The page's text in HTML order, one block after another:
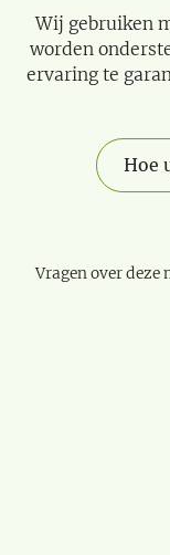
Wij gebruiken
worden
ervaring te
Hoe
Vragen over deze